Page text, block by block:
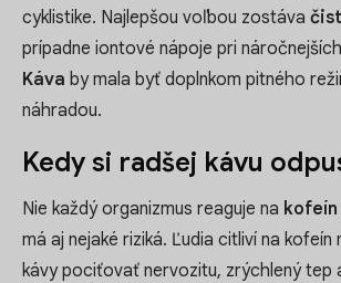
cyklistike. Najlepšou voľbou zostáva
prípadne iontové nápoje pri
Káva by mala byť doplnkom pitného
náhradou.
Kedy si radšej kávu
Nie každý organizmus reaguje na kofeín
má aj nejaké riziká. Ľudia citliví na
kávy pociťovať nervozitu, zrýchlený tep